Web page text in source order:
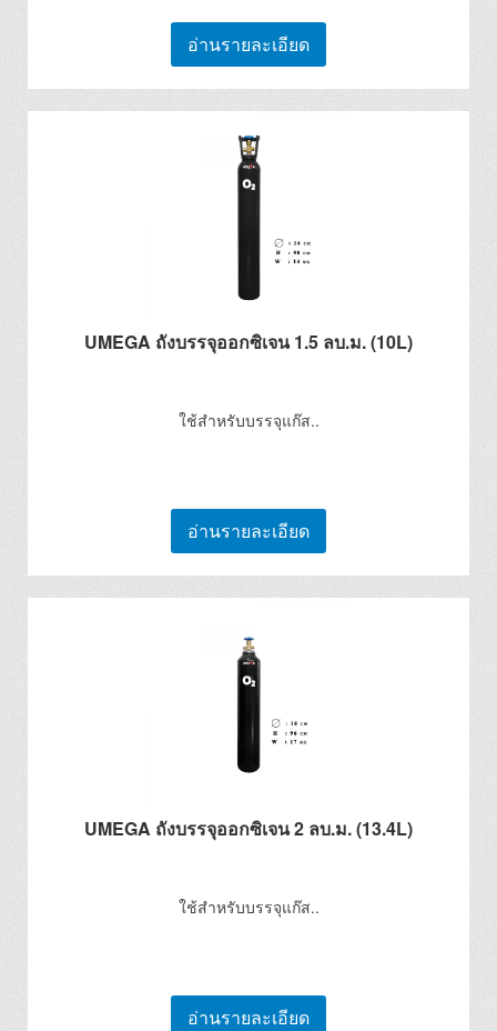
อ่านรายละเอียด
UMEGA ถังบรรจุออกซิเจน 1.5 ลบ.ม. (10L)
ใช้สำหรับบรรจุแก๊ส..
อ่านรายละเอียด
UMEGA ถังบรรจุออกซิเจน 2 ลบ.ม. (13.4L)
ใช้สำหรับบรรจุแก๊ส..
อ่านรายละเอียด